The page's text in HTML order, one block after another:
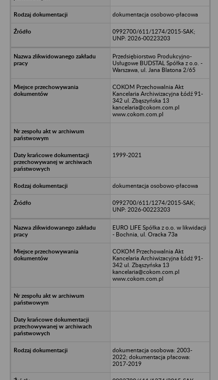
dokumentacja osobowo-płacowa
0992700/611/1274/2015-SAK;
UNP: 2026-00223203
Przedsiębiorstwo Produkcyjno-
Usługowe BUDSTAL Spółka z o.o. -
Warszawa, ul. Jana Blatona 2/65
COKOM Przechowalnia Akt
Kancelaria Archiwizacyjna Łódź 91-
342 ul. Zbąszyńska 13
kancelaria@cokom.com.pl
www.cokom.com.pl
1999-2021
dokumentacja osobowo-płacowa
0992700/611/1274/2015-SAK;
UNP: 2026-00223203
EURO LIFE Spółka z o.o. w likwidacji
- Bochnia, ul. Oracka 73a
COKOM Przechowalnia Akt
Kancelaria Archiwizacyjna Łódź 91-
342 ul. Zbąszyńska 13
kancelaria@cokom.com.pl
www.cokom.com.pl
dokumentacja osobowa: 2003-
2022; dokumentacja płacowa:
2017-2019